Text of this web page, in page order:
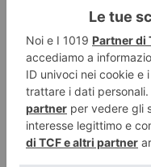
Piemonte, banche in
restare senza servizi
C’è un silenzio che avanza
delle piazze vuote,